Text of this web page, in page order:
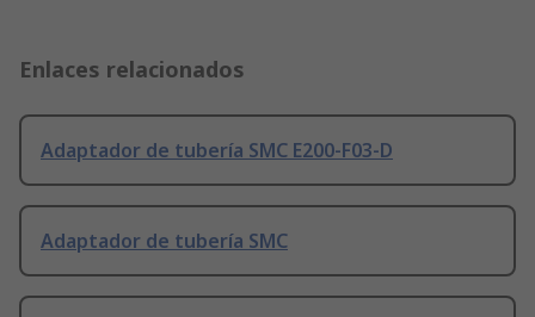
Enlaces relacionados
Adaptador de tubería SMC E200-F03-D
Adaptador de tubería SMC